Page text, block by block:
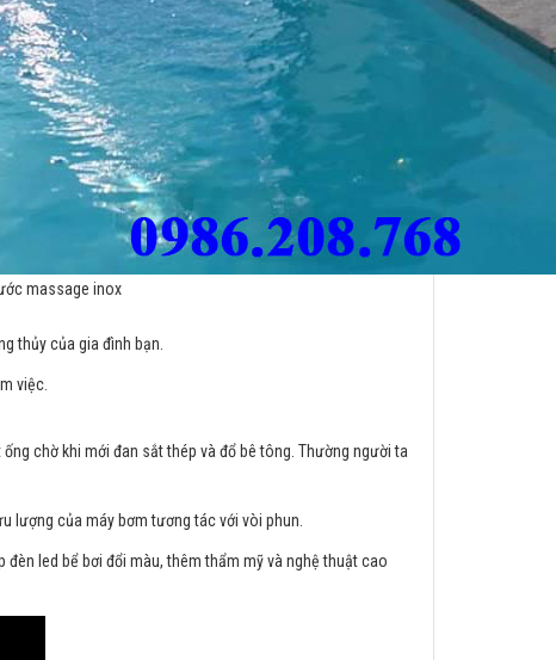
massage inox
thủy của gia đình bạn.
việc.
chờ khi mới đan sắt thép và đổ bê tông. Thường người ta
lượng của máy bơm tương tác với vòi phun.
led bể bơi đổi màu, thêm thẩm mỹ và nghệ thuật cao